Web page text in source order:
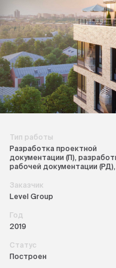
Тип работы
Разработка проектной
документации (П),
рабочей документации
Заказчик
Level Group
Год
2019
Статус
Построен